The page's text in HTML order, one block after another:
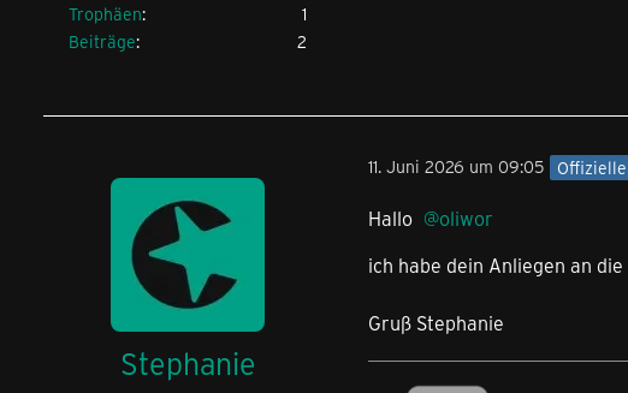
Trophäen
1
Beiträge
2
Stephanie
11. Juni 2026 um 09:05
Hallo
oliwor
ich habe dein Anliegen an
Gruß Stephanie